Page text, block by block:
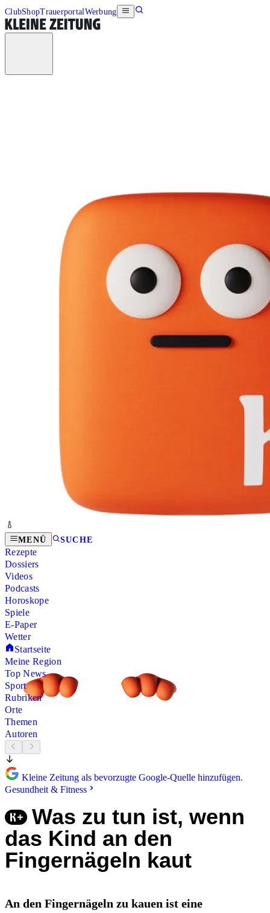
ClubShopTrauerportalWerbung
MENÜ SUCHE
Rezepte
Dossiers
Videos
Podcasts
Horoskope
Spiele
E-Paper
Wetter
Startseite
Meine Region
Top News
Sport
Rubriken
Orte
Themen
Autoren
Kleine Zeitung als bevorzugte Google-Quelle hinzufügen.
Gesundheit & Fitness
Was zu tun ist, wenn
das Kind an den
Fingernägeln kaut
An den Fingernägeln zu kauen ist eine